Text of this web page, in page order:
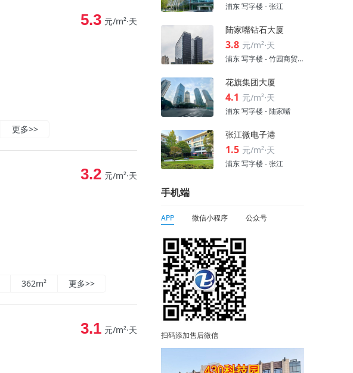
5.3 元/m²⋅天
更多>>
3.2 元/m²⋅天
362m² 更多>>
3.1 元/m²⋅天
浦东 写字楼 - 张江
陆家嘴钻石大厦
3.8 元/m²⋅天
浦东 写字楼 - 竹园商贸区
花旗集团大厦
4.1 元/m²⋅天
浦东 写字楼 - 陆家嘴
张江微电子港
1.5 元/m²⋅天
浦东 写字楼 - 张江
手机端
APP 微信小程序 公众号
扫码添加售后微信